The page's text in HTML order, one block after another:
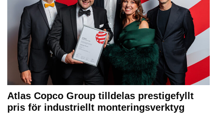
Atlas Copco Group tilldelas prestigefyllt
pris för industriellt monteringsverktyg